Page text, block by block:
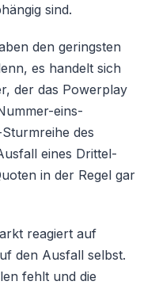
sind.
den geringsten
es handelt sich
der das Powerplay
eins-
des
eines Drittel-
in der Regel gar
reagiert auf
den Ausfall selbst.
fehlt und die